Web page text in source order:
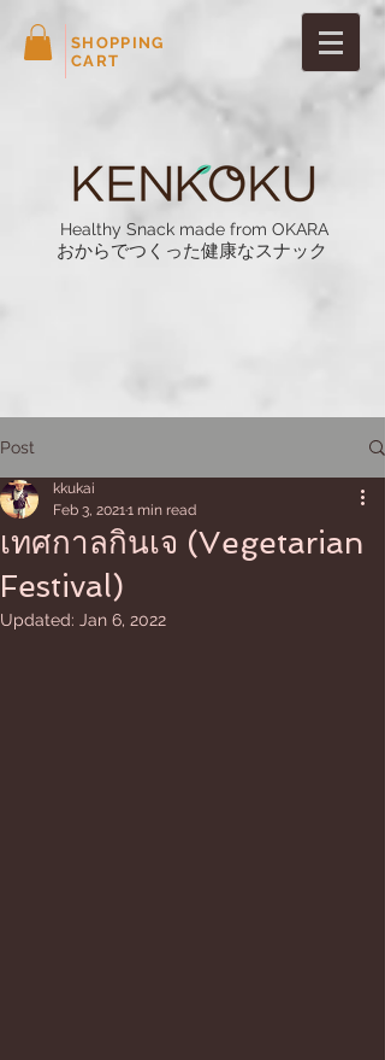
SHOPPING
CART
Healthy Snack made from OKARA
おからでつくった健康なスナック
Post
เทศกาลกินเจ (Vegetarian
Festival)
kkukai
Feb 3, 20211 min read
Updated: Jan 6, 2022